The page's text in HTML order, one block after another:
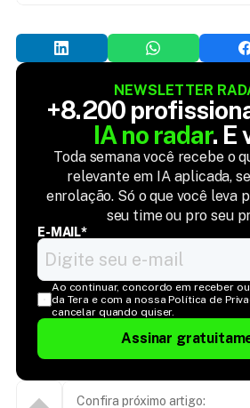
NEWSLETTER
IA no radar. E
Toda semana você recebe o
relevante em IA aplicada,
enrolação. Só o que você leva
seu time ou pro seu
E-MAIL*
Ao continuar, concordo em receber
da Tera e com a nossa Política de
cancelar quando quiser.
Assinar
Confira próximo artigo: